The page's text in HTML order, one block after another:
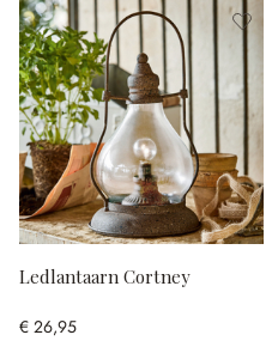
Ledlantaarn Cortney
€ 26,95